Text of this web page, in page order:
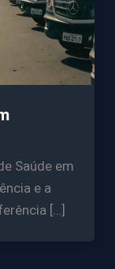
Saúde em
e a
[…]